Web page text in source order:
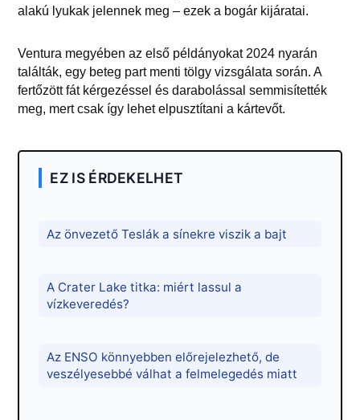
alakú lyukak jelennek meg – ezek a bogár kijáratai.
Ventura megyében az első példányokat 2024 nyarán
találták, egy beteg part menti tölgy vizsgálata során. A
fertőzött fát kérgezéssel és darabolással semmisítették
meg, mert csak így lehet elpusztítani a kártevőt.
EZ IS ÉRDEKELHET
Az önvezető Teslák a sínekre viszik a bajt
A Crater Lake titka: miért lassul a
vízkeveredés?
Az ENSO könnyebben előrejelezhető, de
veszélyesebbé válhat a felmelegedés miatt